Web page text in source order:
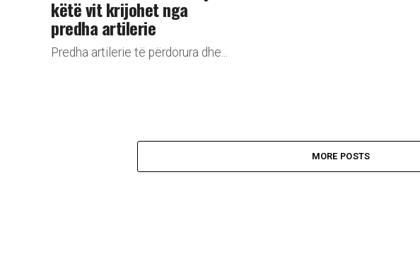
këtë vit krijohet nga
predha artilerie
Predha artilerie të përdorura dhe...
MORE POSTS